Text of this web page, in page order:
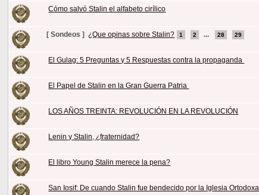
Cómo salvó Stalin el alfabeto cirílico
[ Sondeos ] ¿Que opinas sobre Stalin? 1 2 ... 28 29
El Gulag: 5 Preguntas y 5 Respuestas contra la propaganda
El Papel de Stalin en la Gran Guerra Patria
LOS AÑOS TREINTA: REVOLUCIÓN EN LA REVOLUCIÓN
Lenin y Stalin, ¿fraternidad?
El libro Young Stalin merece la pena?
San Iosif: De cuando Stalin fue bendecido por la Iglesia Ortodoxa